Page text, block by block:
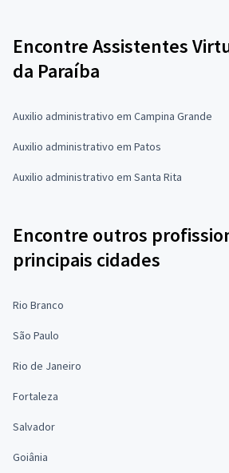
Encontre Assistentes
da Paraíba
Auxilio administrativo em Campina Grande
Auxilio administrativo em Patos
Auxilio administrativo em Santa Rita
Encontre outros
principais cidades
Rio Branco
São Paulo
Rio de Janeiro
Fortaleza
Salvador
Goiânia